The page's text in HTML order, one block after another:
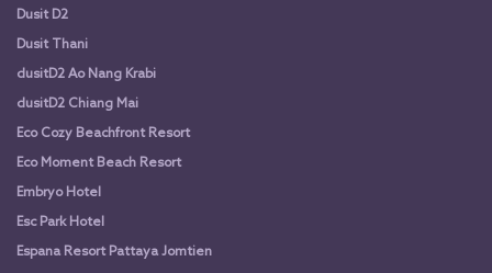
Dusit D2
Dusit Thani
dusitD2 Ao Nang Krabi
dusitD2 Chiang Mai
Eco Cozy Beachfront Resort
Eco Moment Beach Resort
Embryo Hotel
Esc Park Hotel
Espana Resort Pattaya Jomtien